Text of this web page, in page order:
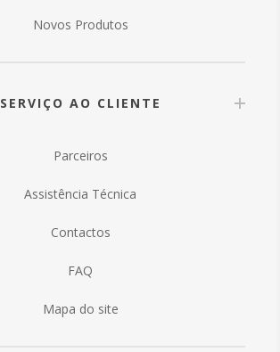
Novos Produtos
SERVIÇO AO CLIENTE
Parceiros
Assistência Técnica
Contactos
FAQ
Mapa do site